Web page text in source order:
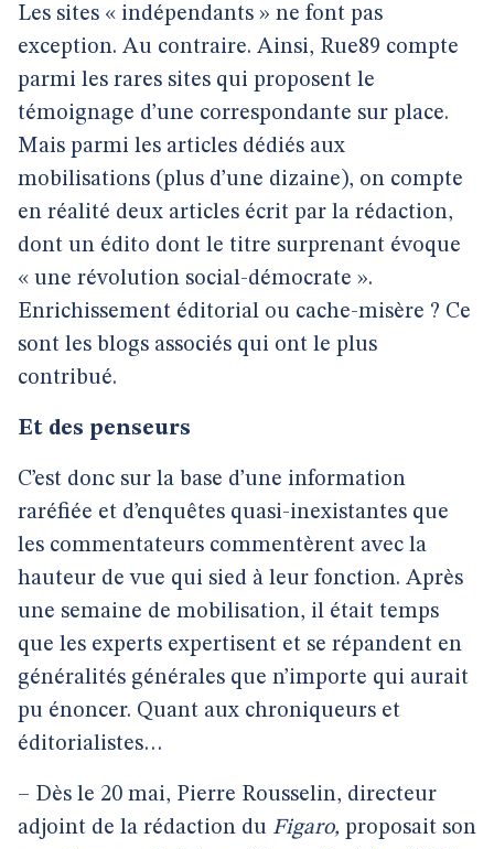
Les sites « indépendants » ne font pas
exception. Au contraire. Ainsi, Rue89 compte
parmi les rares sites qui proposent le
témoignage d’une correspondante sur place.
Mais parmi les articles dédiés aux
mobilisations (plus d’une dizaine), on compte
en réalité deux articles écrit par la rédaction,
dont un édito dont le titre surprenant évoque
« une révolution social-démocrate ».
Enrichissement éditorial ou cache-misère ? Ce
sont les blogs associés qui ont le plus
contribué.
Et des penseurs
C’est donc sur la base d’une information
raréfiée et d’enquêtes quasi-inexistantes que
les commentateurs commentèrent avec la
hauteur de vue qui sied à leur fonction. Après
une semaine de mobilisation, il était temps
que les experts expertisent et se répandent en
généralités générales que n’importe qui aurait
pu énoncer. Quant aux chroniqueurs et
éditorialistes…
– Dès le 20 mai, Pierre Rousselin, directeur
adjoint de la rédaction du Figaro, proposait son